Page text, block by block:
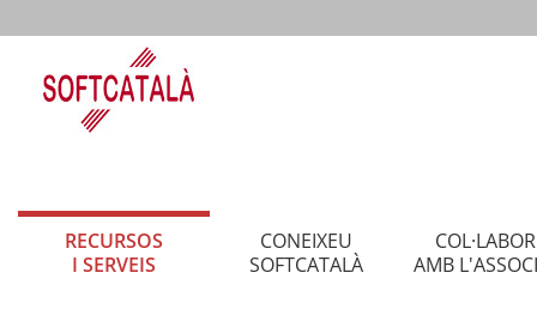
RECURSOS
I SERVEIS
CONEIXEU
SOFTCATALÀ
AMB